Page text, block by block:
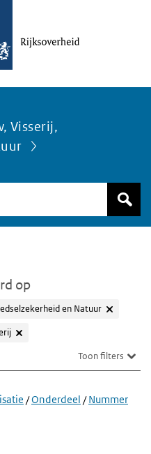
Visserij,
op
en Natuur
Toon filters
/Onderdeel /Nummer